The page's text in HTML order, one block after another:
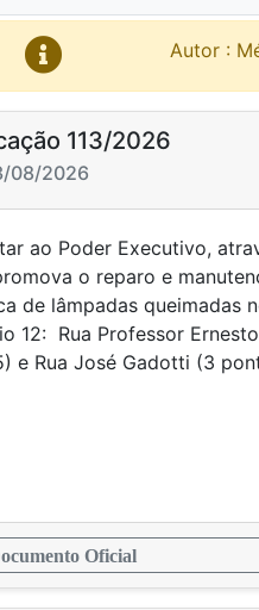
Autor :
113/2026
08/2026
ao Poder Executivo,
o reparo e
de lâmpadas queimadas
12: Rua Professor
e Rua José Gadotti (3
Oficial